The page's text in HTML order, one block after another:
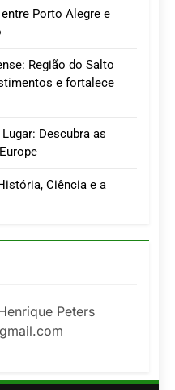
Porto Alegre e
Região do Salto
e fortalece
Descubra as
Ciência e a
Peters